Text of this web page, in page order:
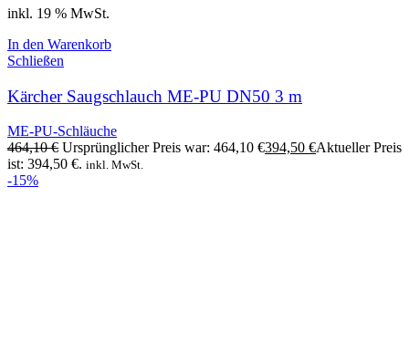
inkl. 19 % MwSt.
In den Warenkorb
Schließen
Kärcher Saugschlauch ME-PU DN50 3 m
ME-PU-Schläuche
464,10€ Ursprünglicher Preis war: 464,10 €394,50 €Aktueller Preis
ist: 394,50 €. inkl. MwSt.
-15%